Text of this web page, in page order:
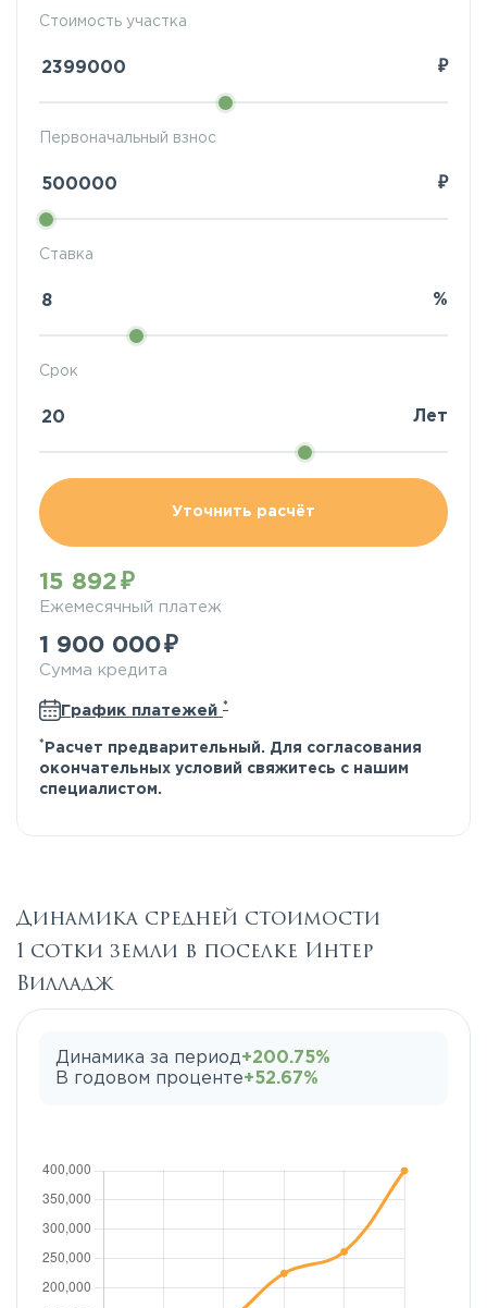
Стоимость участка
₽
Ставка
%
Первоначальный взнос
₽
Срок
Лет
Уточнить расчёт
15 892
Ежемесячный платеж
1 900 000
Сумма кредита
График платежей *
* Расчет предварительный. Для согласования
окончательных условий свяжитесь с нашим
специалистом.
Динамика средней стоимости
1 сотки земли в поселке Интер
Вилладж
Динамика за период+200.75%
В годовом проценте+52.67%